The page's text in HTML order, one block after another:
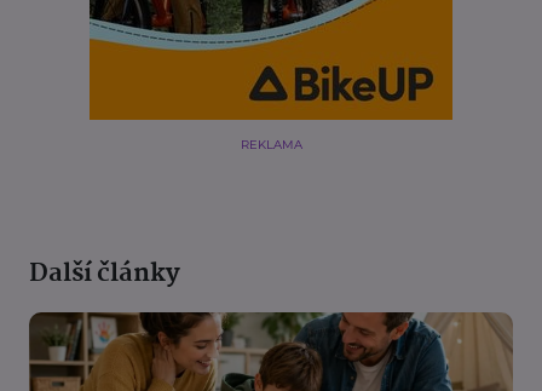
REKLAMA
Další články